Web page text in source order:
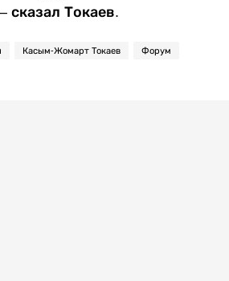
сказал Токаев.
Касым-Жомарт Токаев Форум